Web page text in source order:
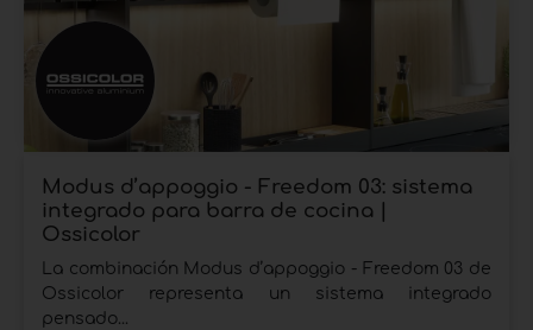
Modus d’appoggio - Freedom 03: sistema
integrado para barra de cocina |
Ossicolor
La combinación Modus d’appoggio - Freedom 03 de
Ossicolor representa un sistema integrado
pensado...